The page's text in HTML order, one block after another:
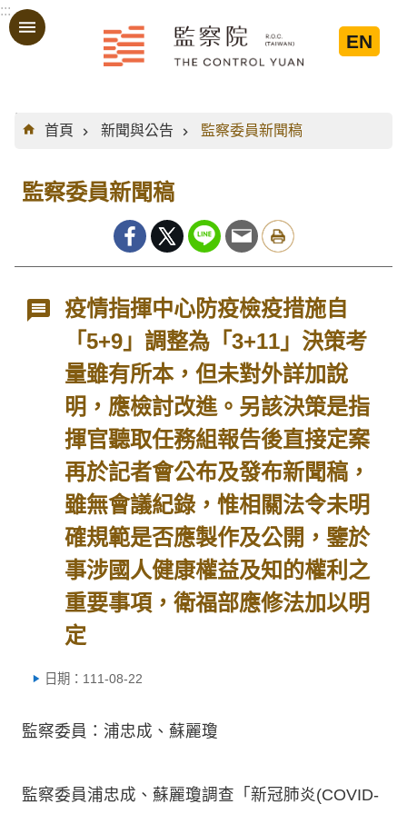
跳到主要內容區塊
:::
EN
:::
首頁
新聞與公告 監察委員新聞稿
監察委員新聞稿
疫情指揮中心防疫檢疫措施自
「5+9」調整為「3+11」決策考
量雖有所本，但未對外詳加說
明，應檢討改進。另該決策是指
揮官聽取任務組報告後直接定案
再於記者會公布及發布新聞稿，
雖無會議紀錄，惟相關法令未明
確規範是否應製作及公開，鑒於
事涉國人健康權益及知的權利之
重要事項，衛福部應修法加以明
定
日期：111-08-22
監察委員：浦忠成、蘇麗瓊
監察委員浦忠成、蘇麗瓊調查「新冠肺炎(COVID-